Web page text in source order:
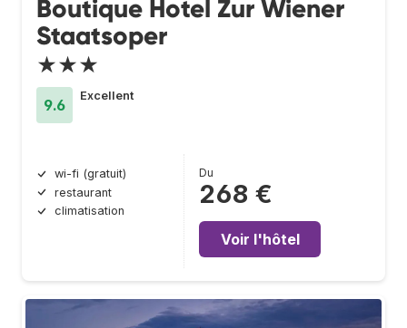
Boutique Hotel Zur Wiener
Staatsoper
★★★
9.6
Excellent
wi-fi (gratuit)
restaurant
climatisation
Du
268 €
Voir l'hôtel